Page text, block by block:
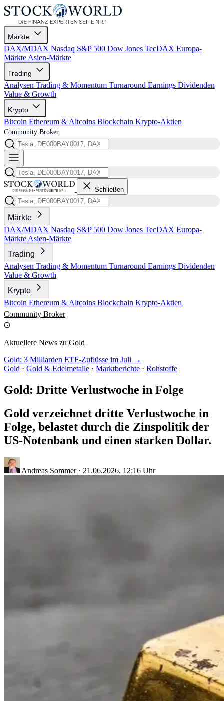
Märkte
DAX/MDAX Nasdaq S&P 500 Dow Jones TecDAX Europa-
Märkte Asien-Märkte
Trading
Analysen Trading & Momentum Turnaround Earnings Dividenden
Value & Growth
Krypto
Bitcoin Ethereum & Altcoins Blockchain Krypto-Aktien
Community Broker
Schließen
Märkte
DAX/MDAX Nasdaq S&P 500 Dow Jones TecDAX Europa-
Märkte Asien-Märkte
Trading
Analysen Trading & Momentum Turnaround Earnings Dividenden
Value & Growth
Krypto
Bitcoin Ethereum & Altcoins Blockchain Krypto-Aktien
Community Broker
Aktuellere News zu Gold
Gold: 3 Milliarden ETF-Zuflüsse im Juli →
Gold · Gold & Edelmetalle · Marktberichte · Rohstoffe
Gold: Dritte Verlustwoche in Folge
Gold verzeichnet dritte Verlustwoche in
Folge, belastet durch die Zinspolitik der
US-Notenbank und einen starken Dollar.
Andreas Sommer · 21.06.2026, 12:16 Uhr